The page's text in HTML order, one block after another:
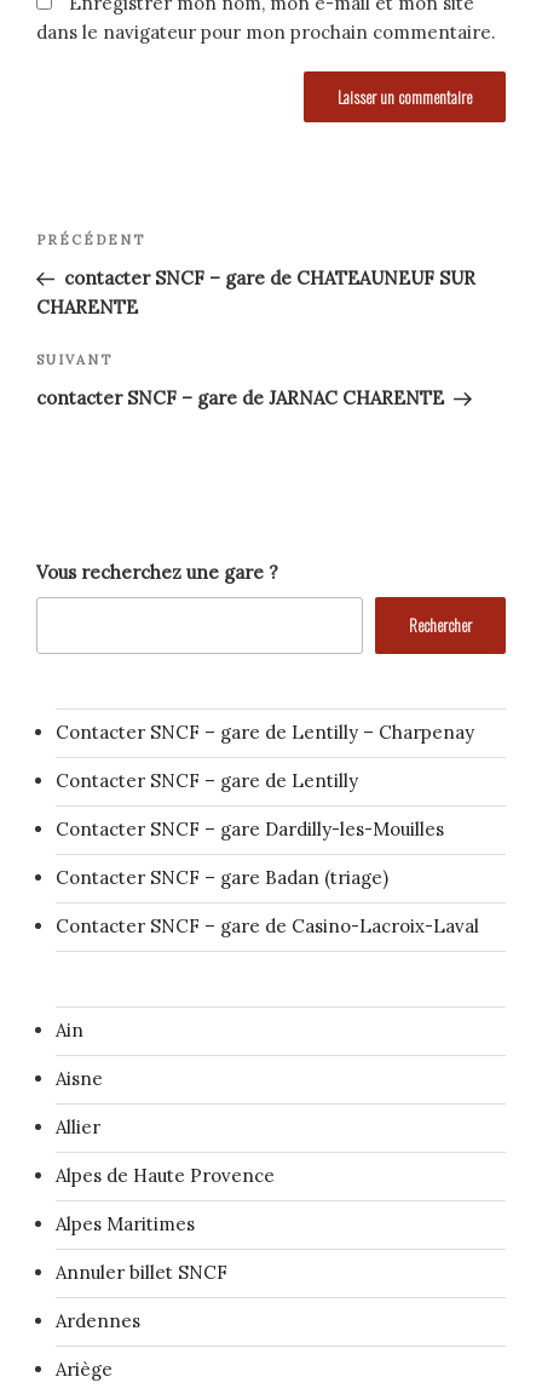
dans le navigateur pour mon prochain commentaire.
Navigation
de
l’article
Article
précédent
PRÉCÉDENT
contacter SNCF – gare de CHATEAUNEUF SUR
CHARENTE
Article
suivant
SUIVANT
contacter SNCF – gare de JARNAC CHARENTE
Vous recherchez une gare ?
Rechercher
Contacter SNCF – gare de Lentilly – Charpenay
Contacter SNCF – gare de Lentilly
Contacter SNCF – gare Dardilly-les-Mouilles
Contacter SNCF – gare Badan (triage)
Contacter SNCF – gare de Casino-Lacroix-Laval
Ain
Aisne
Allier
Alpes de Haute Provence
Alpes Maritimes
Annuler billet SNCF
Ardennes
Ariège